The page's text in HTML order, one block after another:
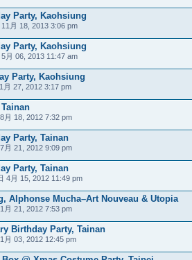
Party, Kaohsiung
月 18, 2013 3:06 pm
Party, Kaohsiung
月 06, 2013 11:47 am
Party, Kaohsiung
月 27, 2012 3:17 pm
月 18, 2012 7:32 pm
Party, Tainan
月 21, 2012 9:09 pm
Party, Tainan
4月 15, 2012 11:49 pm
Alphonse Mucha–Art Nouveau & Utopia
月 21, 2012 7:53 pm
Birthday Party, Tainan
月 03, 2012 12:45 pm